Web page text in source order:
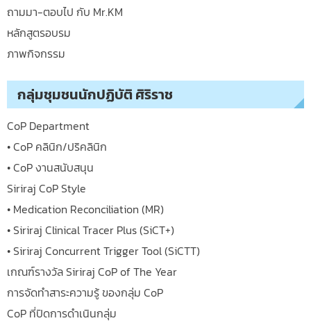
ถามมา-ตอบไป กับ Mr.KM
หลักสูตรอบรม
ภาพกิจกรรม
กลุ่มชุมชนนักปฏิบัติ ศิริราช
CoP Department
• CoP คลินิก/ปริคลินิก
• CoP งานสนับสนุน
Siriraj CoP Style
• Medication Reconciliation (MR)
• Siriraj Clinical Tracer Plus (SiCT+)
• Siriraj Concurrent Trigger Tool (SiCTT)
เกณฑ์รางวัล Siriraj CoP of The Year
การจัดทำสาระความรู้ ของกลุ่ม CoP
CoP ที่ปิดการดำเนินกลุ่ม